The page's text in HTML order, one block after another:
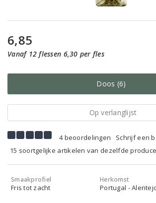
6,85
Vanaf 12 flessen 6,30 per fles
Doos (6)
Op verlanglijst
4 beoordelingen
Schrijf een
15 soortgelijke artikelen van dezelfde
Smaakprofiel
Fris tot zacht
Herkomst
Portugal -